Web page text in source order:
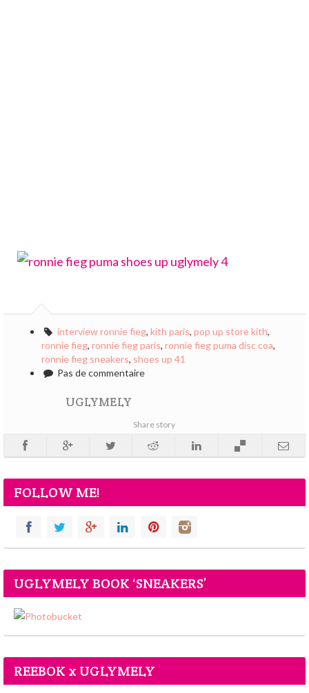
interview ronnie fieg, kith paris, pop up store kith,
ronnie fieg, ronnie fieg paris, ronnie fieg puma disc coa,
ronnie fieg sneakers, shoes up 41
Pas de commentaire
UGLYMELY
Share story
FOLLOW ME!
UGLYMELY BOOK ‘SNEAKERS’
REEBOK x UGLYMELY